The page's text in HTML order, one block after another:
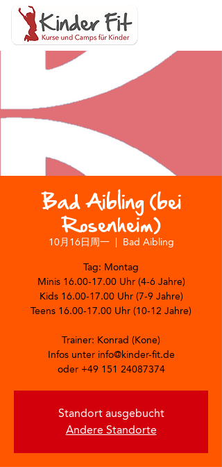
Bad Aibling (bei
Rosenheim)
10月16日周一
  |
Bad Aibling
Tag: Montag
Minis 16.00-17.00 Uhr (4-6 Jahre)
Kids 16.00-17.00 Uhr (7-9 Jahre)
Teens 16.00-17.00 Uhr (10-12 Jahre)
Trainer: Konrad (Kone)
Infos unter info@kinder-fit.de
oder +49 151 24087374
Standort ausgebucht
Andere Standorte